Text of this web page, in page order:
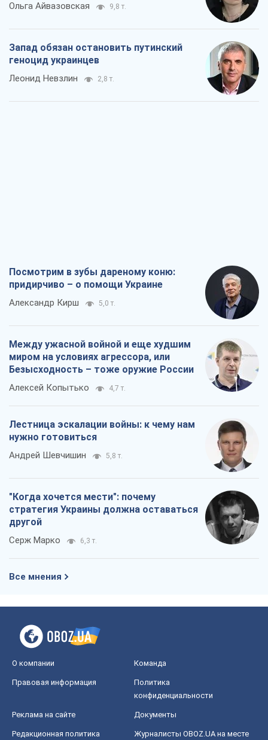
Ольга Айвазовская 9,8 т.
Запад обязан остановить путинский
геноцид украинцев
Леонид Невзлин 2,8 т.
Посмотрим в зубы дареному коню:
придирчиво – о помощи Украине
Александр Кирш 5,0 т.
Между ужасной войной и еще худшим
миром на условиях агрессора, или
Безысходность – тоже оружие России
Алексей Копытько 4,7 т.
Лестница эскалации войны: к чему нам
нужно готовиться
Андрей Шевчишин 5,8 т.
"Когда хочется мести": почему
стратегия Украины должна оставаться
другой
Серж Марко 6,3 т.
Все мнения
О компании Команда
Правовая информация
Политика
конфиденциальности
Реклама на сайте Документы
Редакционная политика
Журналисты OBOZ.UA на месте